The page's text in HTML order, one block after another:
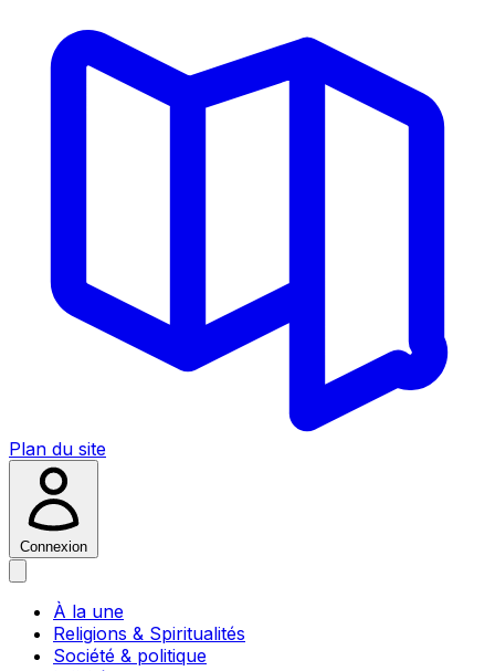
Plan du site
Connexion
À la une
Religions & Spiritualités
Société & politique